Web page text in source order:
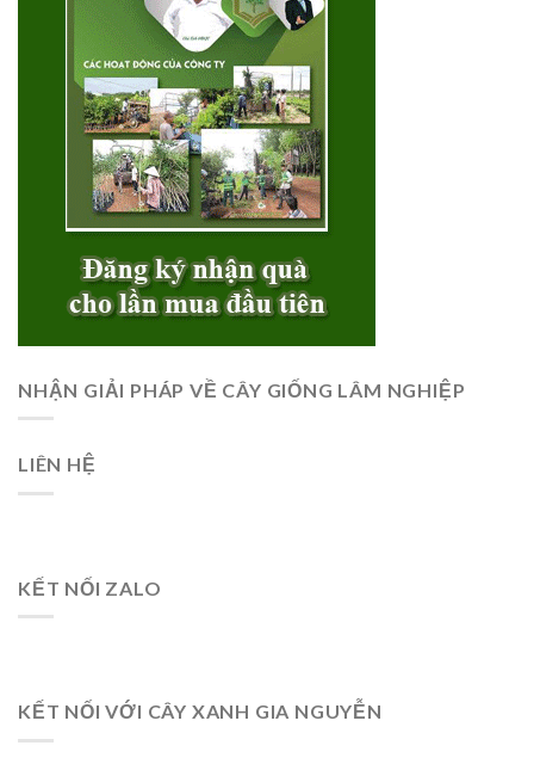
NHẬN GIẢI PHÁP VỀ CÂY GIỐNG LÂM NGHIỆP
LIÊN HỆ
KẾT NỐI ZALO
KẾT NỐI VỚI CÂY XANH GIA NGUYỄN